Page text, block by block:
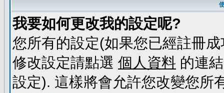
我要如何更改我的設定呢?
您所有的設定(如果您已經註冊
修改設定請點選 個人資料 的連
設定). 這樣將會允許您改變您所